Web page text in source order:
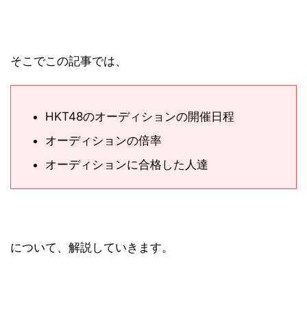
そこでこの記事では、
HKT48のオーディションの開催日程
オーディションの倍率
オーディションに合格した人達
について、解説していきます。